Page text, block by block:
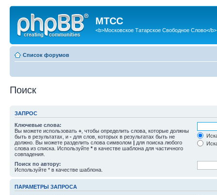
МТСС
<b>Московское Татарское Свободное Слово</b>
Список форумов
Поиск
ЗАПРОС
Ключевые слова:
Вы можете использовать + , чтобы определить слова, которые должны
быть в результатах, и - для слов, которых в результатах быть не
должно. Вы можете разделить слова символом | для поиска любого
слова из списка. Используйте * в качестве шаблона для частичного
совпадения.
Поиск по автору:
Используйте * в качестве шаблона.
ПАРАМЕТРЫ ЗАПРОСА